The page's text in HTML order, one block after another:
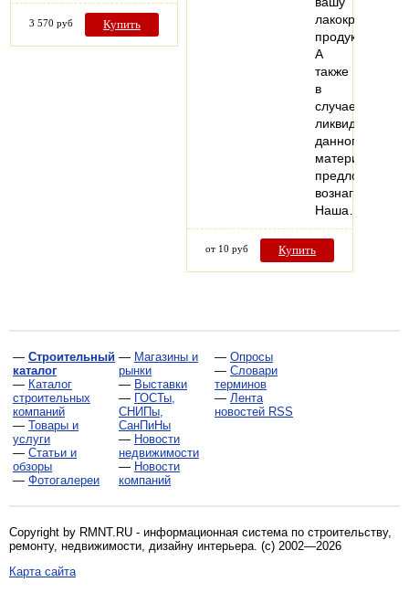
3 570 руб Купить
лакокрасочную
продукцию.
А
также
в
случае
ликвидности
данного
материала
предложит
Наша…
от 10 руб Купить
— Строительный
каталог
— Каталог
строительных
компаний
— Товары и
услуги
— Статьи и
обзоры
— Фотогалереи
— Магазины и
рынки
— Выставки
— ГОСТы,
СНИПы,
СанПиНы
— Новости
недвижимости
— Новости
компаний
— Опросы
— Словари
терминов
— Лента
новостей RSS
Copyright by RMNT.RU - информационная система по строительству,
ремонту, недвижимости, дизайну интерьера . (c) 2002—2026
Карта сайта